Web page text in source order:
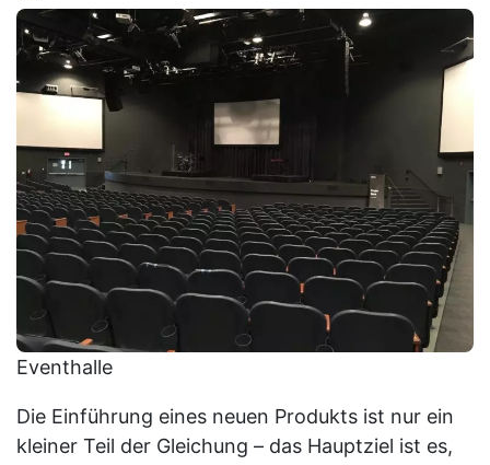
Eventhalle
Die Einführung eines neuen Produkts ist nur ein
kleiner Teil der Gleichung – das Hauptziel ist es,